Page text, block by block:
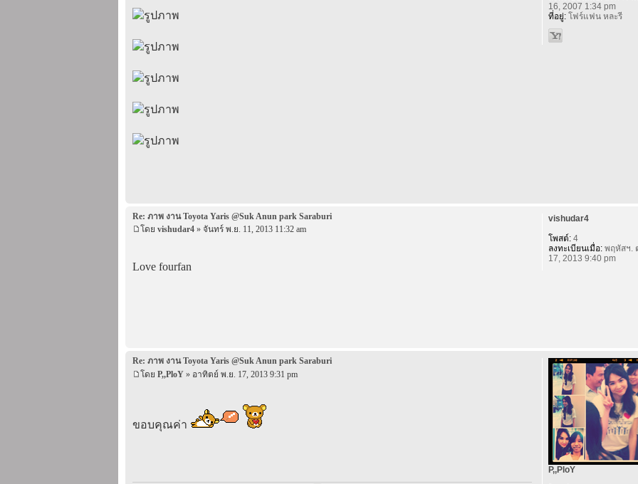
16, 2007 1:34 pm
ที่อยู่:โฟร์แฟน หละรี
Re: ภาพ งาน Toyota Yaris @Suk Anun park Saraburi
โดย vishudar4 » จันทร์ พ.ย. 11, 2013 11:32 am
Love fourfan
vishudar4
โพสต์:4
ลงทะเบียนเมื่อ:พฤหัสฯ.
17, 2013 9:40 pm
Re: ภาพ งาน Toyota Yaris @Suk Anun park Saraburi
โดย P,,PloY » อาทิตย์ พ.ย. 17, 2013 9:31 pm
ขอบคุณค่า
P,,PloY